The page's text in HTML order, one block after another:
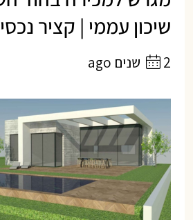
שיכון עממי | קציר
2 שנים ago